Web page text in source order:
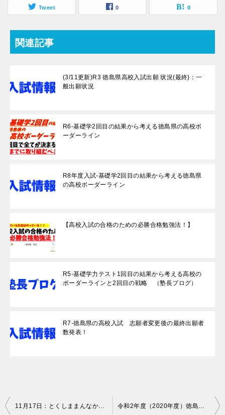
Tweet 0 0
関連記事
(3/11更新)R3 徳島県高校入試出願 状況(最終)：一
般出願状況
R6-基礎学2回目の結果から考える徳島県の高校ボ
ーダーライン
R8年度入試-基礎学2回目の結果から考える徳島県
の高校ボーダーライン
【高校入試の合格のための必勝合格勉強法！】
R5-基礎学力テスト1回目の結果から考える高校の
ボーダーラインと2回目の戦略 （塾長ブログ）
R7-徳島県の高校入試 志願者変更後の最終出願者
数発表！
投
11月17日：とくしままんなかマルシェで出張スライム教室で参加してきました。 令和2年度（2020年度）徳島県の公立高校の入試情報